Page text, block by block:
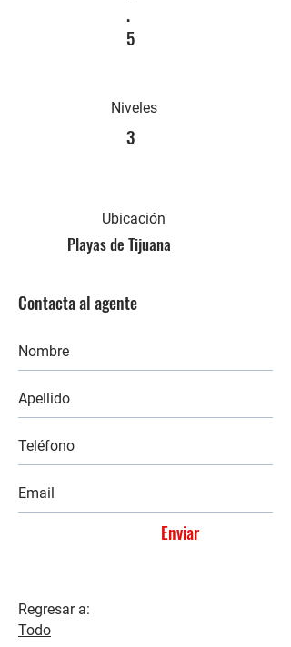
.
5
Niveles
3
Ubicación
Playas de Tijuana
Contacta al agente
Enviar
Regresar a:
Todo